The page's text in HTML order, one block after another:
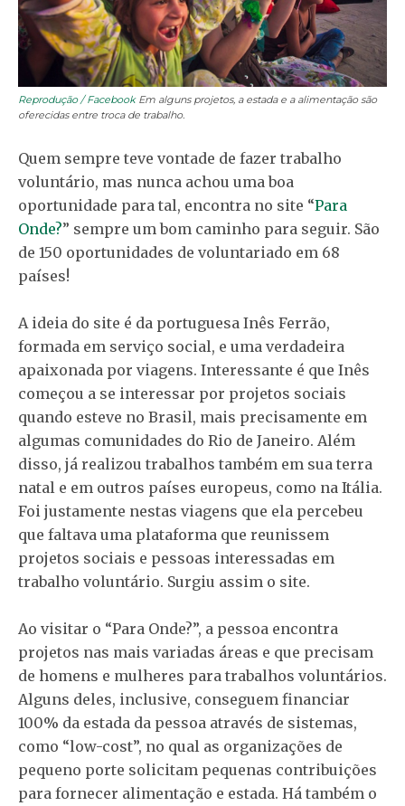
Reprodução / FacebookEm alguns projetos, a estada e a alimentação são
oferecidas entre troca de trabalho.
Quem sempre teve vontade de fazer trabalho
voluntário, mas nunca achou uma boa
oportunidade para tal, encontra no site “Para
Onde?” sempre um bom caminho para seguir. São
de 150 oportunidades de voluntariado em 68
países!
A ideia do site é da portuguesa Inês Ferrão,
formada em serviço social, e uma verdadeira
apaixonada por viagens. Interessante é que Inês
começou a se interessar por projetos sociais
quando esteve no Brasil, mais precisamente em
algumas comunidades do Rio de Janeiro. Além
disso, já realizou trabalhos também em sua terra
natal e em outros países europeus, como na Itália.
Foi justamente nestas viagens que ela percebeu
que faltava uma plataforma que reunissem
projetos sociais e pessoas interessadas em
trabalho voluntário. Surgiu assim o site.
Ao visitar o “Para Onde?”, a pessoa encontra
projetos nas mais variadas áreas e que precisam
de homens e mulheres para trabalhos voluntários.
Alguns deles, inclusive, conseguem financiar
100% da estada da pessoa através de sistemas,
como “low-cost”, no qual as organizações de
pequeno porte solicitam pequenas contribuições
para fornecer alimentação e estada. Há também o